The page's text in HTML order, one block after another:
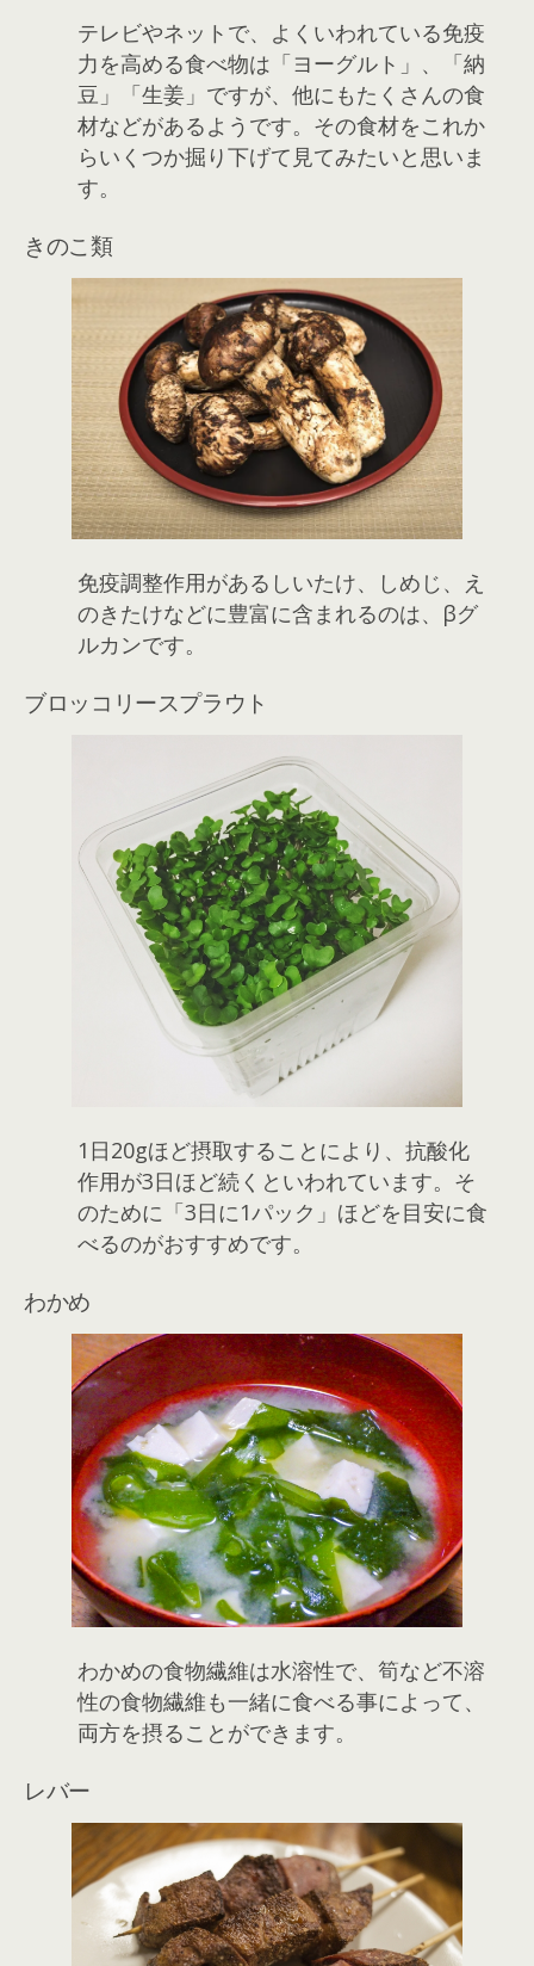
テレビやネットで、よくいわれている免疫
力を高める食べ物は「ヨーグルト」、「納
豆」「生姜」ですが、他にもたくさんの食
材などがあるようです。その食材をこれか
らいくつか掘り下げて見てみたいと思いま
す。
きのこ類
免疫調整作用があるしいたけ、しめじ、え
のきたけなどに豊富に含まれるのは、βグ
ルカンです。
ブロッコリースプラウト
1日20gほど摂取することにより、抗酸化
作用が3日ほど続くといわれています。そ
のために「3日に1パック」ほどを目安に食
べるのがおすすめです。
わかめ
わかめの食物繊維は水溶性で、筍など不溶
性の食物繊維も一緒に食べる事によって、
両方を摂ることができます。
レバー